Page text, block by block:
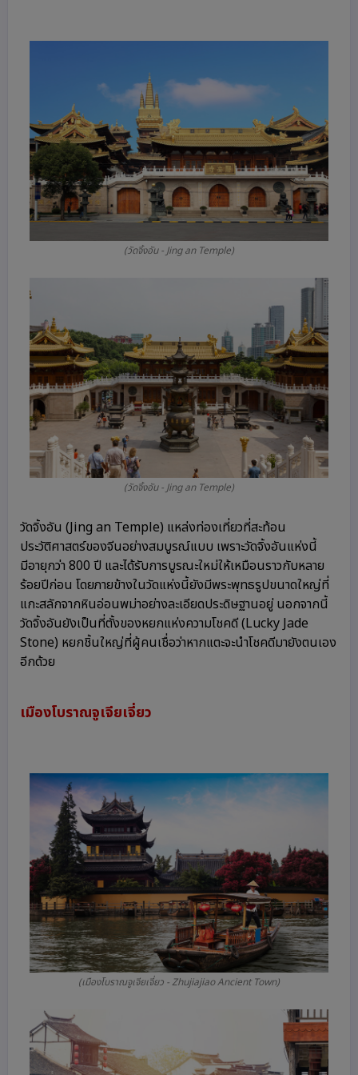
(วัดจิ้งอัน - Jing an Temple)
(วัดจิ้งอัน - Jing an Temple)
วัดจิ้งอัน (Jing an Temple) แหล่งท่องเที่ยวที่สะท้อน
ประวัติศาสตร์ของจีนอย่างสมบูรณ์แบบ เพราะวัดจิ้งอันแห่งนี้
มีอายุกว่า 800 ปี และได้รับการบูรณะใหม่ให้เหมือนราวกับหลาย
ร้อยปีก่อน โดยภายข้างในวัดแห่งนี้ยังมีพระพุทธรูปขนาดใหญ่ที่
แกะสลักจากหินอ่อนพม่าอย่างละเอียดประดิษฐานอยู่ นอกจากนี้
วัดจิ้งอันยังเป็นที่ตั้งของหยกแห่งความโชคดี (Lucky Jade
Stone) หยกชิ้นใหญ่ที่ผู้คนเชื่อว่าหากแตะจะนำโชคดีมายังตนเอง
อีกด้วย
เมืองโบราณจูเจียเจี่ยว
(เมืองโบราณจูเจียเจี่ยว - Zhujiajiao Ancient Town)